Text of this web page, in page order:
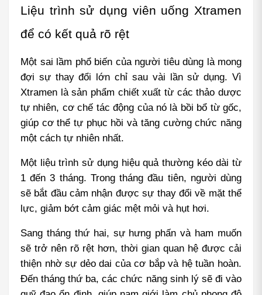
Liệu trình sử dụng viên uống Xtramen
để có kết quả rõ rệt
Một sai lầm phổ biến của người tiêu dùng là mong
đợi sự thay đổi lớn chỉ sau vài lần sử dụng. Vì
Xtramen là sản phẩm chiết xuất từ các thảo dược
tự nhiên, cơ chế tác động của nó là bồi bổ từ gốc,
giúp cơ thể tự phục hồi và tăng cường chức năng
một cách tự nhiên nhất.
Một liệu trình sử dụng hiệu quả thường kéo dài từ
1 đến 3 tháng. Trong tháng đầu tiên, người dùng
sẽ bắt đầu cảm nhận được sự thay đổi về mặt thể
lực, giảm bớt cảm giác mệt mỏi và hụt hơi.
Sang tháng thứ hai, sự hưng phấn và ham muốn
sẽ trở nên rõ rệt hơn, thời gian quan hệ được cải
thiện nhờ sự dẻo dai của cơ bắp và hệ tuần hoàn.
Đến tháng thứ ba, các chức năng sinh lý sẽ đi vào